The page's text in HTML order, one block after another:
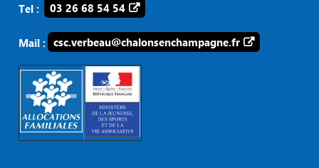
Tel : 03 26 68 54 54
Mail : csc.verbeau@chalonsenchampagne.fr